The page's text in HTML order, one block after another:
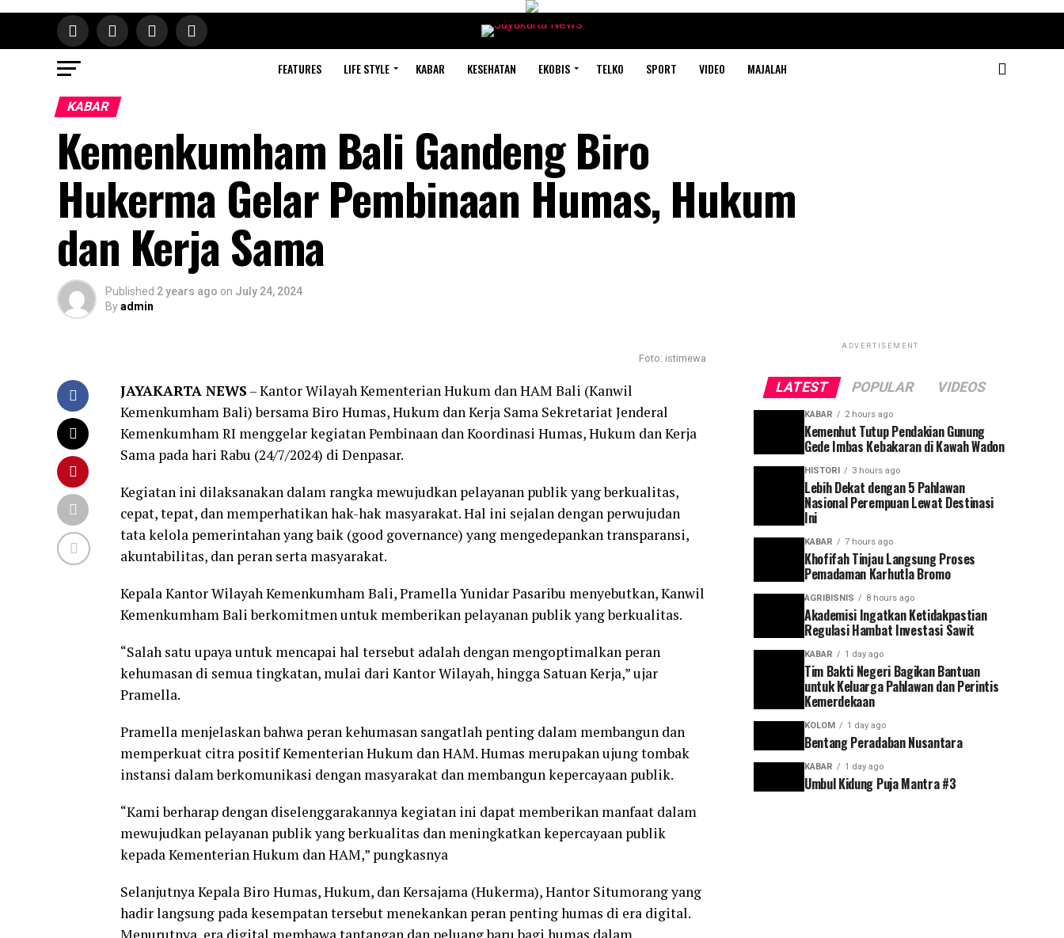
FEATURES LIFE STYLE KABAR KESEHATAN EKOBIS TELKO SPORT VIDEO MAJALAH
KABAR
Kemenkumham Bali Gandeng Biro
Hukerma Gelar Pembinaan Humas, Hukum
dan Kerja Sama
Published 2 years ago on July 24, 2024
Byadmin
Foto: istimewa
JAYAKARTA NEWS – Kantor Wilayah Kementerian Hukum dan HAM Bali (Kanwil
Kemenkumham Bali) bersama Biro Humas, Hukum dan Kerja Sama Sekretariat Jenderal
Kemenkumham RI menggelar kegiatan Pembinaan dan Koordinasi Humas, Hukum dan Kerja
Sama pada hari Rabu (24/7/2024) di Denpasar.
Kegiatan ini dilaksanakan dalam rangka mewujudkan pelayanan publik yang berkualitas,
cepat, tepat, dan memperhatikan hak-hak masyarakat. Hal ini sejalan dengan perwujudan
tata kelola pemerintahan yang baik (good governance) yang mengedepankan transparansi,
akuntabilitas, dan peran serta masyarakat.
Kepala Kantor Wilayah Kemenkumham Bali, Pramella Yunidar Pasaribu menyebutkan, Kanwil
Kemenkumham Bali berkomitmen untuk memberikan pelayanan publik yang berkualitas.
“Salah satu upaya untuk mencapai hal tersebut adalah dengan mengoptimalkan peran
kehumasan di semua tingkatan, mulai dari Kantor Wilayah, hingga Satuan Kerja,” ujar
Pramella.
Pramella menjelaskan bahwa peran kehumasan sangatlah penting dalam membangun dan
memperkuat citra positif Kementerian Hukum dan HAM. Humas merupakan ujung tombak
instansi dalam berkomunikasi dengan masyarakat dan membangun kepercayaan publik.
“Kami berharap dengan diselenggarakannya kegiatan ini dapat memberikan manfaat dalam
mewujudkan pelayanan publik yang berkualitas dan meningkatkan kepercayaan publik
kepada Kementerian Hukum dan HAM,” pungkasnya
Selanjutnya Kepala Biro Humas, Hukum, dan Kersajama (Hukerma), Hantor Situmorang yang
hadir langsung pada kesempatan tersebut menekankan peran penting humas di era digital.
ADVERTISEMENT
LATEST POPULAR VIDEOS
KABAR 2 hours ago
Kemenhut Tutup Pendakian Gunung
Gede Imbas Kebakaran di Kawah Wadon
HISTORI 3 hours ago
Lebih Dekat dengan 5 Pahlawan
Nasional Perempuan Lewat Destinasi
Ini
KABAR 7 hours ago
Khofifah Tinjau Langsung Proses
Pemadaman Karhutla Bromo
AGRIBISNIS 8 hours ago
Akademisi Ingatkan Ketidakpastian
Regulasi Hambat Investasi Sawit
KABAR 1 day ago
Tim Bakti Negeri Bagikan Bantuan
untuk Keluarga Pahlawan dan Perintis
Kemerdekaan
KOLOM 1 day ago
Bentang Peradaban Nusantara
KABAR 1 day ago
Umbul Kidung Puja Mantra #3